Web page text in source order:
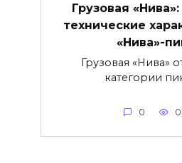
Грузовая
технические
«Нива»-
Грузовая «Нива»
категории
0 0